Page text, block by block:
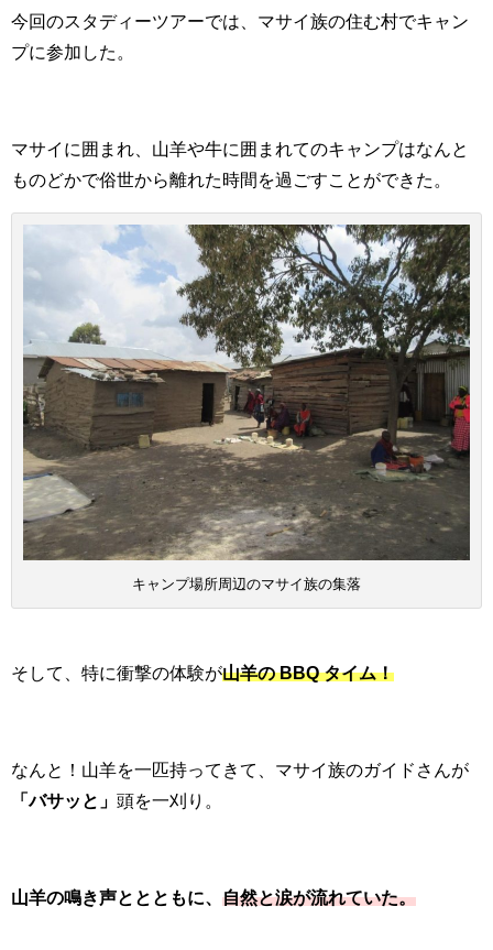
今回のスタディーツアーでは、マサイ族の住む村でキャン
プに参加した。
マサイに囲まれ、山羊や牛に囲まれてのキャンプはなんと
ものどかで俗世から離れた時間を過ごすことができた。
キャンプ場所周辺のマサイ族の集落
そして、特に衝撃の体験が山羊の BBQ タイム！
なんと！山羊を一匹持ってきて、マサイ族のガイドさんが
「バサッと」 頭を一刈り。
山羊の鳴き声ととともに、 自然と涙が流れていた。